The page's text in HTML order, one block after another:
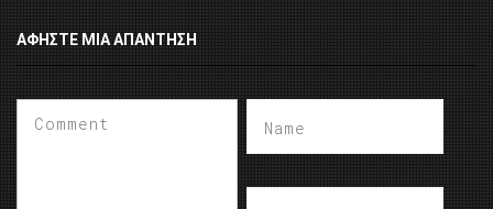
ΑΦΉΣΤΕ ΜΙΑ ΑΠΆΝΤΗΣΗ